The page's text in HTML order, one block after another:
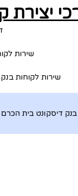
שירות
שירות לקוחות
בנק דיסקונט בית הכרם